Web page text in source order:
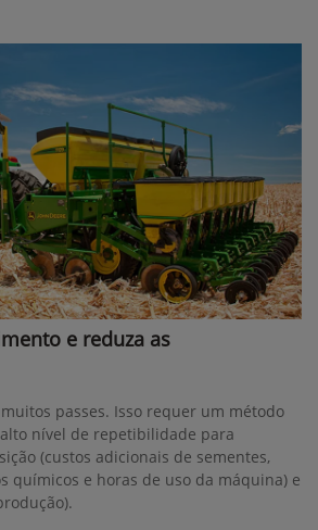
e reduza as
passes. Isso requer um método
nível de repetibilidade para
(custos adicionais de sementes,
químicos e horas de uso da máquina) e